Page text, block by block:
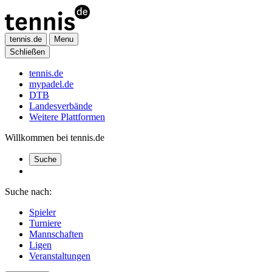
tennis.de
Menu
Schließen
tennis.de
mypadel.de
DTB
Landesverbände
Weitere Plattformen
Willkommen bei tennis.de
Suche
Suche nach:
Spieler
Turniere
Mannschaften
Ligen
Veranstaltungen